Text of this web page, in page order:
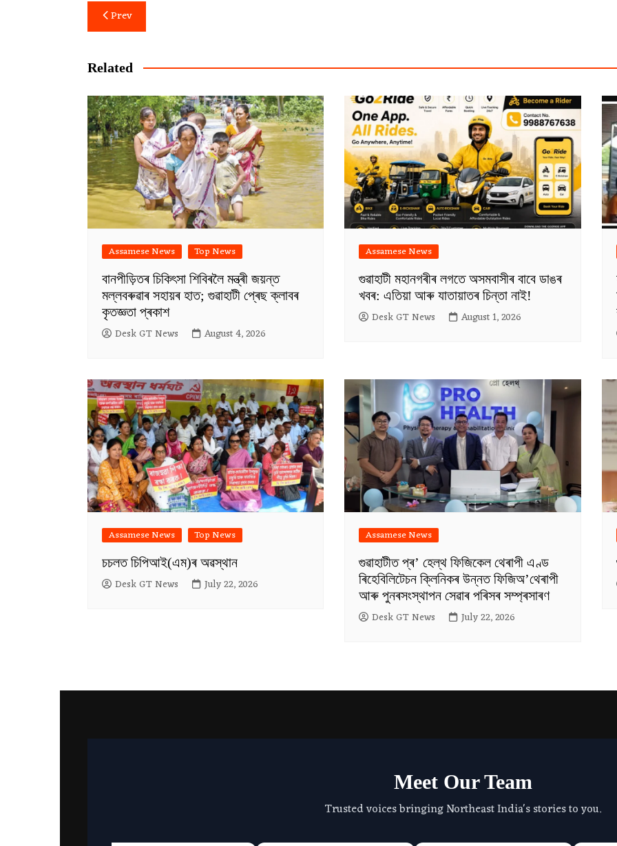
Post
navigation
Prev
Related
Assamese News Top News
বানপীড়িতৰ চিকিৎসা শিবিৰলৈ মন্ত্ৰী জয়ন্ত
মল্লবৰুৱাৰ সহায়ৰ হাত; গুৱাহাটী প্ৰেছ ক্লাবৰ
কৃতজ্ঞতা প্ৰকাশ
Desk GT News August 4, 2026
Assamese News
গুৱাহাটী মহানগৰীৰ লগতে অসমবাসীৰ বাবে ডাঙৰ
খবৰ: এতিয়া আৰু যাতায়াতৰ চিন্তা নাই!
Desk GT News August 1, 2026
Assamese News Top News
চচলত চিপিআই(এম)ৰ অৱস্থান
Desk GT News July 22, 2026
Assamese News
গুৱাহাটীত প্ৰ’ হেল্থ ফিজিকেল থেৰাপী এণ্ড
ৰিহেবিলিটেচন ক্লিনিকৰ উন্নত ফিজিঅ’থেৰাপী
আৰু পুনৰসংস্থাপন সেৱাৰ পৰিসৰ সম্প্ৰসাৰণ
Desk GT News July 22, 2026
Meet Our Team
Trusted voices bringing Northeast India's stories to you.